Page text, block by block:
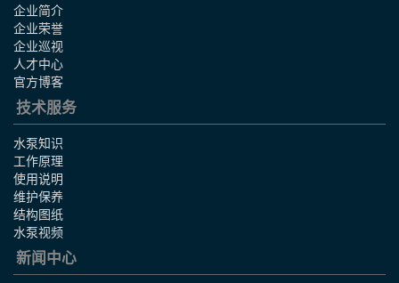
企业简介
企业荣誉
企业巡视
人才中心
官方博客
技术服务
水泵知识
工作原理
使用说明
维护保养
结构图纸
水泵视频
新闻中心